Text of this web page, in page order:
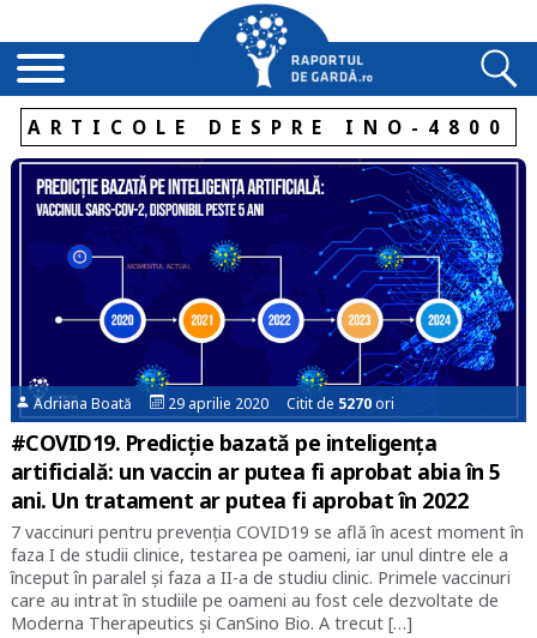
ARTICOLE DESPRE INO-4800
Adriana Boată 29 aprilie 2020 Citit de 5270ori
#COVID19. Predicție bazată pe inteligența
artificială: un vaccin ar putea fi aprobat abia în 5
ani. Un tratament ar putea fi aprobat în 2022
7 vaccinuri pentru prevenția COVID19 se află în acest moment în
faza I de studii clinice, testarea pe oameni, iar unul dintre ele a
început în paralel și faza a II-a de studiu clinic. Primele vaccinuri
care au intrat în studiile pe oameni au fost cele dezvoltate de
Moderna Therapeutics și CanSino Bio. A trecut […]